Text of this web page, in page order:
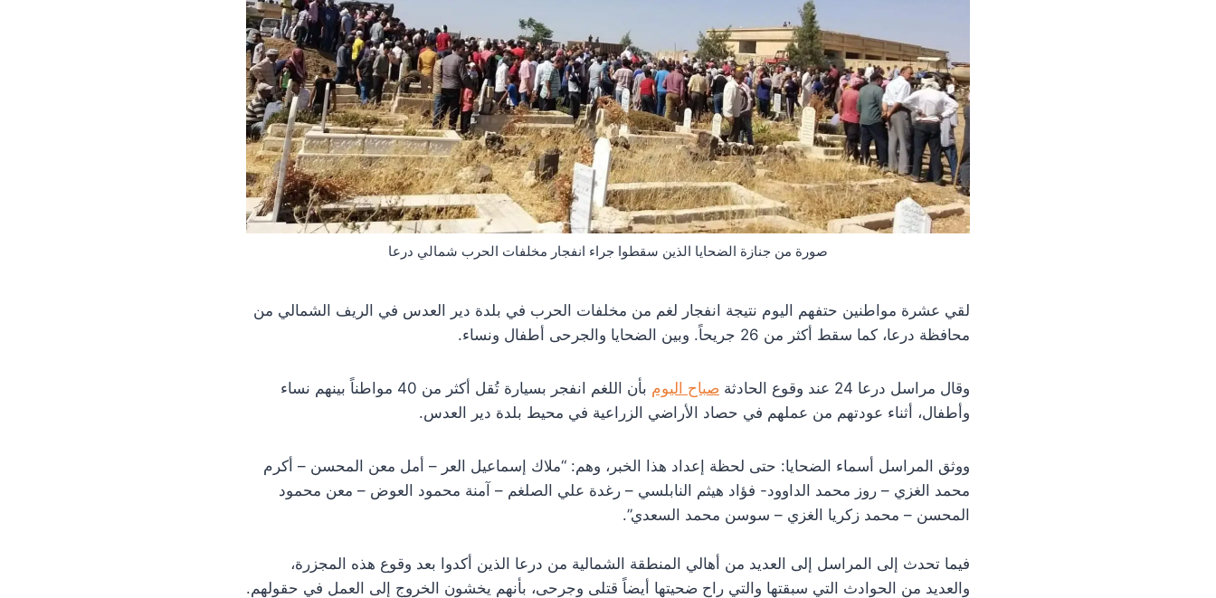
صورة من جنازة الضحايا الذين سقطوا جراء انفجار مخلفات الحرب شمالي درعا
لقي عشرة مواطنين حتفهم اليوم نتيجة انفجار لغم من مخلفات الحرب في بلدة دير العدس في الريف الشمالي من
محافظة درعا، كما سقط أكثر من 26 جريحاً. وبين الضحايا والجرحى أطفال ونساء.
وقال مراسل درعا 24 عند وقوع الحادثة صباح اليوم
بأن اللغم انفجر بسيارة تُقل أكثر من 40 مواطناً بينهم نساء
وأطفال، أثناء عودتهم من عملهم في حصاد الأراضي الزراعية في محيط بلدة دير العدس.
ووثق المراسل أسماء الضحايا: حتى لحظة إعداد هذا الخبر، وهم: “ملاك إسماعيل العر – أمل معن المحسن – أكرم
محمد الغزي – روز محمد الداوود- فؤاد هيثم النابلسي – رغدة علي الصلغم – آمنة محمود العوض – معن محمود
المحسن – محمد زكريا الغزي – سوسن محمد السعدي”.
فيما تحدث إلى المراسل إلى العديد من أهالي المنطقة الشمالية من درعا الذين أكدوا بعد وقوع هذه المجزرة،
والعديد من الحوادث التي سبقتها والتي راح ضحيتها أيضاً قتلى وجرحى، بأنهم يخشون الخروج إلى العمل في حقولهم.